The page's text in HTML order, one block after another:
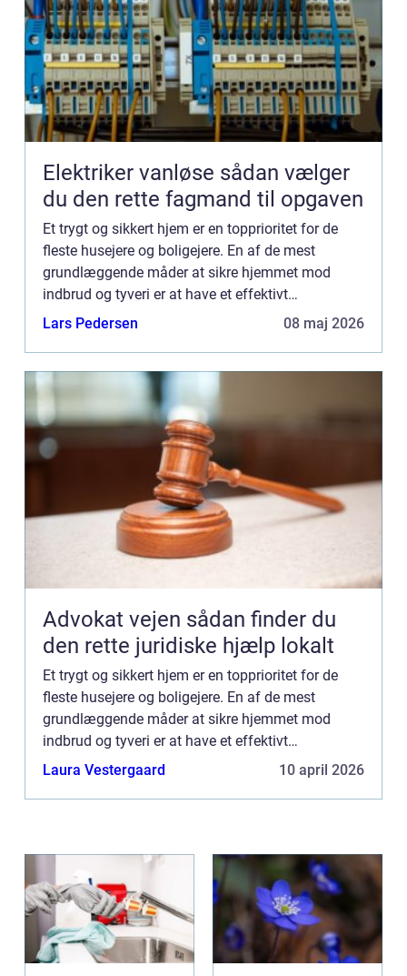
Elektriker vanløse sådan vælger
du den rette fagmand til opgaven
Et trygt og sikkert hjem er en topprioritet for de
fleste husejere og boligejere. En af de mest
grundlæggende måder at sikre hjemmet mod
indbrud og tyveri er at have et effektivt
låsesystem. Det er her, en professionel låsesmed
Lars Pedersen 08 maj 2026
Advokat vejen sådan finder du
den rette juridiske hjælp lokalt
Et trygt og sikkert hjem er en topprioritet for de
fleste husejere og boligejere. En af de mest
grundlæggende måder at sikre hjemmet mod
indbrud og tyveri er at have et effektivt
låsesystem. Det er her, en professionel låsesmed
Laura Vestergaard 10 april 2026